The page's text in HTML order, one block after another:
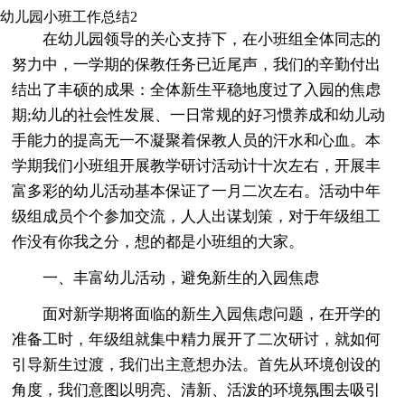
幼儿园小班工作总结2
在幼儿园领导的关心支持下，在小班组全体同志的
努力中，一学期的保教任务已近尾声，我们的辛勤付出
结出了丰硕的成果：全体新生平稳地度过了入园的焦虑
期;幼儿的社会性发展、一日常规的好习惯养成和幼儿动
手能力的提高无一不凝聚着保教人员的汗水和心血。本
学期我们小班组开展教学研讨活动计十次左右，开展丰
富多彩的幼儿活动基本保证了一月二次左右。活动中年
级组成员个个参加交流，人人出谋划策，对于年级组工
作没有你我之分，想的都是小班组的大家。
一、丰富幼儿活动，避免新生的入园焦虑
面对新学期将面临的新生入园焦虑问题，在开学的
准备工时，年级组就集中精力展开了二次研讨，就如何
引导新生过渡，我们出主意想办法。首先从环境创设的
角度，我们意图以明亮、清新、活泼的环境氛围去吸引